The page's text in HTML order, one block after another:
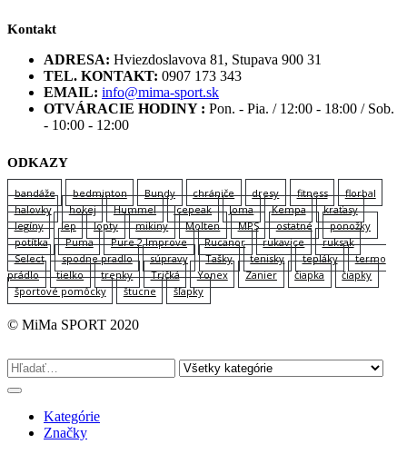
Kontakt
ADRESA: Hviezdoslavova 81, Stupava 900 31
TEL. KONTAKT: 0907 173 343
EMAIL: info@mima-sport.sk
OTVÁRACIE HODINY : Pon. - Pia. / 12:00 - 18:00 / Sob.
- 10:00 - 12:00
ODKAZY
bandáže bedminton Bundy chrániče dresy fitness
florbal
halovky
hokej Hummel Icepeak Joma Kempa
kraťasy
legíny
lep lopty mikiny Molten MPS ostatné
ponožky
potítka
Puma Pure 2 Improve Rucanor rukavice
ruksak
Select
spodne pradlo súpravy Tašky tenisky tepláky
termo
prádlo
tielko trenky Tričká Yonex Zanier čiapka
čiapky
športové pomôcky
štucne šľapky
© MiMa SPORT 2020
Kategórie
Značky